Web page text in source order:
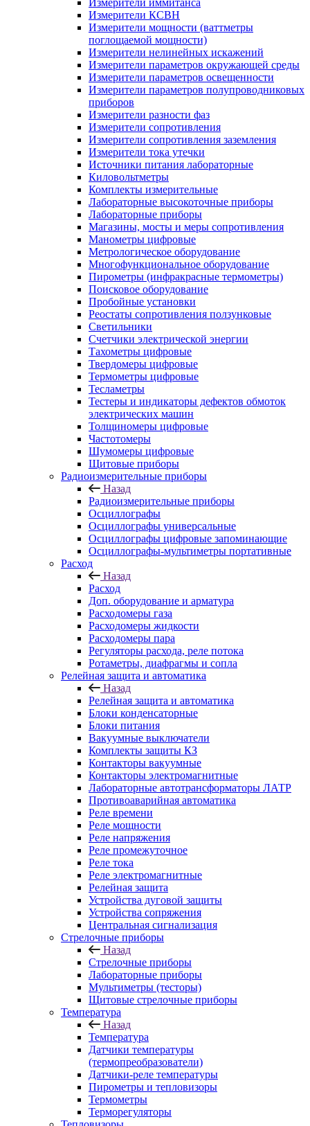
Измерители иммитанса
Измерители КСВН
Измерители мощности (ваттметры
поглощаемой мощности)
Измерители нелинейных искажений
Измерители параметров окружающей среды
Измерители параметров освещенности
Измерители параметров полупроводниковых
приборов
Измерители разности фаз
Измерители сопротивления
Измерители сопротивления заземления
Измерители тока утечки
Источники питания лабораторные
Киловольтметры
Комплекты измерительные
Лабораторные высокоточные приборы
Лабораторные приборы
Магазины, мосты и меры сопротивления
Манометры цифровые
Метрологическое оборудование
Многофункциональное оборудование
Пирометры (инфракрасные термометры)
Поисковое оборудование
Пробойные установки
Реостаты сопротивления ползунковые
Светильники
Счетчики электрической энергии
Тахометры цифровые
Твердомеры цифровые
Термометры цифровые
Тесламетры
Тестеры и индикаторы дефектов обмоток
электрических машин
Толщиномеры цифровые
Частотомеры
Шумомеры цифровые
Щитовые приборы
Радиоизмерительные приборы
Назад
Радиоизмерительные приборы
Осциллографы
Осциллографы универсальные
Осциллографы цифровые запоминающие
Осциллографы-мультиметры портативные
Расход
Назад
Расход
Доп. оборудование и арматура
Расходомеры газа
Расходомеры жидкости
Расходомеры пара
Регуляторы расхода, реле потока
Ротаметры, диафрагмы и сопла
Релейная защита и автоматика
Назад
Релейная защита и автоматика
Блоки конденсаторные
Блоки питания
Вакуумные выключатели
Комплекты защиты КЗ
Контакторы вакуумные
Контакторы электромагнитные
Лабораторные автотрансформаторы ЛАТР
Противоаварийная автоматика
Реле времени
Реле мощности
Реле напряжения
Реле промежуточное
Реле тока
Реле электромагнитные
Релейная защита
Устройства дуговой защиты
Устройства сопряжения
Центральная сигнализация
Стрелочные приборы
Назад
Стрелочные приборы
Лабораторные приборы
Мультиметры (тесторы)
Щитовые стрелочные приборы
Температура
Назад
Температура
Датчики температуры
(термопреобразователи)
Датчики-реле температуры
Пирометры и тепловизоры
Термометры
Терморегуляторы